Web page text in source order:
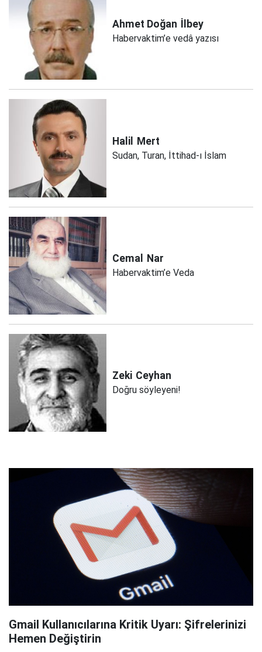
Ahmet Doğan İlbey
Habervaktim’e vedâ yazısı
Halil Mert
Sudan, Turan, İttihad-ı İslam
Cemal Nar
Habervaktim’e Veda
Zeki Ceyhan
Doğru söyleyeni!
Gmail Kullanıcılarına Kritik Uyarı: Şifrelerinizi
Hemen Değiştirin